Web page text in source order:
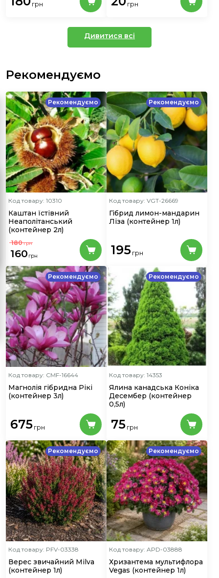
грн грн
Дивитися всі
Рекомендуємо
Код товару: 10310
Каштан їстівний
Неаполітанський
(контейнер 2л)
180грн
160 грн
Рекомендуємо
Код товару: VGT-26669
Гібрид лимон-мандарин
Ліза (контейнер 1л)
195 грн
Рекомендуємо
Код товару: CMF-16644
Магнолія гібридна Рікі
(контейнер 3л)
675 грн
Рекомендуємо
Код товару: 14353
Ялина канадська Коніка
Десембер (контейнер
0,5л)
75 грн
Рекомендуємо
Код товару: PFV-03338
Верес звичайний Milva
(контейнер 1л)
Рекомендуємо
Код товару: APD-03888
Хризантема мультифлора
Vegas (контейнер 1л)
Рекомендуємо